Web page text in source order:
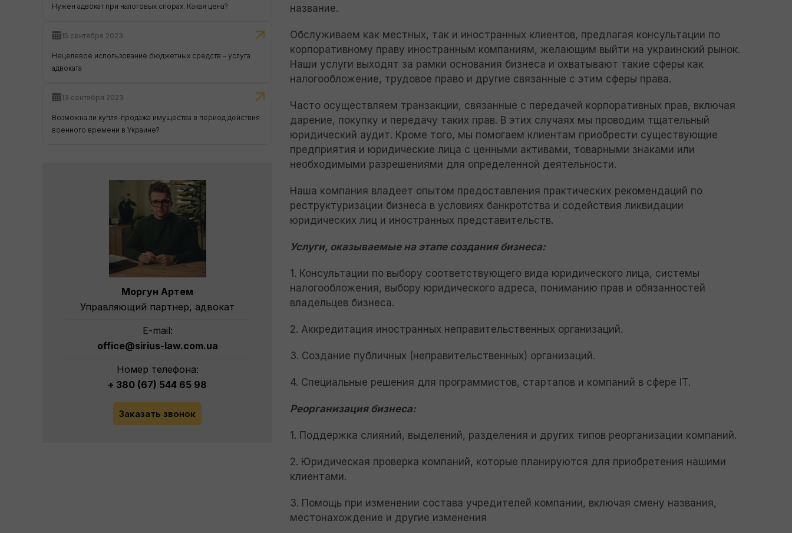
Нужен адвокат при налоговых спорах. Какая цена?
15 сентября 2023
Нецелевое использование бюджетных средств – услуга
адвоката
13 сентября 2023
Возможна ли купля-продажа имущества в период действия
военного времени в Украине?
Моргун Артем
Управляющий партнер, адвокат
E-mail:
office@sirius-law.com.ua
Номер телефона:
+ 380 (67) 544 65 98
Заказать звонок
название.
Обслуживаем как местных, так и иностранных клиентов, предлагая консультации по
корпоративному праву иностранным компаниям, желающим выйти на украинский рынок.
Наши услуги выходят за рамки основания бизнеса и охватывают такие сферы как
налогообложение, трудовое право и другие связанные с этим сферы права.
Часто осуществляем транзакции, связанные с передачей корпоративных прав, включая
дарение, покупку и передачу таких прав. В этих случаях мы проводим тщательный
юридический аудит. Кроме того, мы помогаем клиентам приобрести существующие
предприятия и юридические лица с ценными активами, товарными знаками или
необходимыми разрешениями для определенной деятельности.
Наша компания владеет опытом предоставления практических рекомендаций по
реструктуризации бизнеса в условиях банкротства и содействия ликвидации
юридических лиц и иностранных представительств.
Услуги, оказываемые на этапе создания бизнеса:
1. Консультации по выбору соответствующего вида юридического лица, системы
налогообложения, выбору юридического адреса, пониманию прав и обязанностей
владельцев бизнеса.
2. Аккредитация иностранных неправительственных организаций.
3. Создание публичных (неправительственных) организаций.
4. Специальные решения для программистов, стартапов и компаний в сфере ІТ.
Реорганизация бизнеса:
1. Поддержка слияний, выделений, разделения и других типов реорганизации компаний.
2. Юридическая проверка компаний, которые планируются для приобретения нашими
клиентами.
3. Помощь при изменении состава учредителей компании, включая смену названия,
местонахождение и другие изменения